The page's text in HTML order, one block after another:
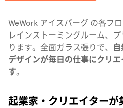
WeWork アイスバーグ の各フ
レインストーミングルーム、
ります。 全面ガラス張りで、
デザインが毎日の仕事にクリ
す。
起業家・クリエイター